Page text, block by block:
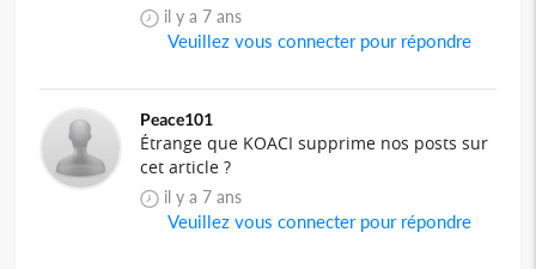
il y a 7 ans
Veuillez vous connecter pour répondre
Peace101
Étrange que KOACI supprime nos posts sur
cet article ?
il y a 7 ans
Veuillez vous connecter pour répondre